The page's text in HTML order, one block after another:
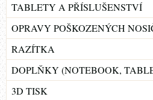
TABLETY A PŘÍSLUŠENSTVÍ
OPRAVY POŠKOZENÝCH
RAZÍTKA
DOPLŇKY (NOTEBOOK,
3D TISK